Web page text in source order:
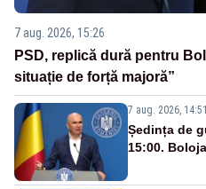
7 aug. 2026, 15:26
PSD, replică dură pentru
situație de forță majoră”
7 aug. 2026, 14:51
Ședința de
15:00.